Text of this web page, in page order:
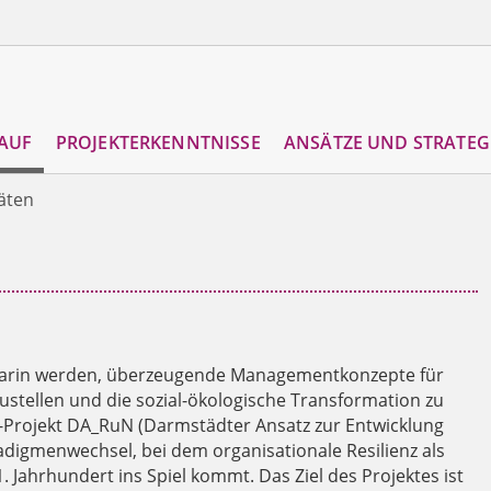
PROJEKTERKENNTNISSE ANSÄTZE UND
werden, überzeugende Managementkonzepte für
und die sozial-ökologische Transformation zu
DA_RuN (Darmstädter Ansatz zur Entwicklung
bei dem organisationale Resilienz als
ins Spiel kommt. Das Ziel des Projektes ist